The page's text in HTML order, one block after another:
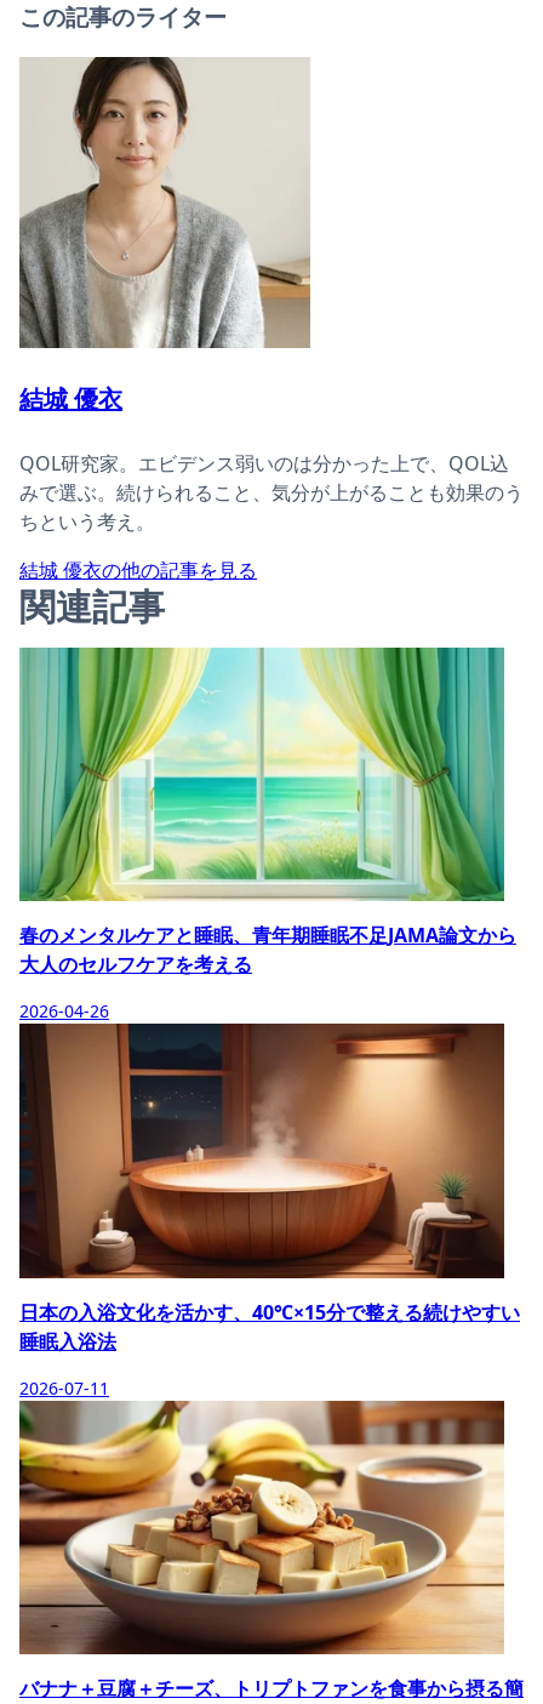
この記事のライター
結城 優衣
QOL研究家。エビデンス弱いのは分かった上で、QOL込
みで選ぶ。続けられること、気分が上がることも効果のう
ちという考え。
結城 優衣の他の記事を見る
関連記事
春のメンタルケアと睡眠、青年期睡眠不足JAMA論文から
大人のセルフケアを考える
2026-04-26
日本の入浴文化を活かす、40℃×15分で整える続けやすい
睡眠入浴法
2026-07-11
バナナ＋豆腐＋チーズ、トリプトファンを食事から摂る簡